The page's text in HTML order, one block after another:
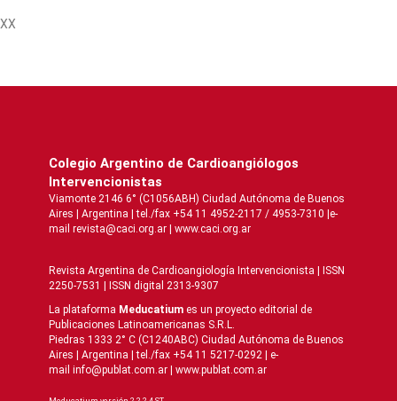
XX
Colegio Argentino de Cardioangiólogos
Intervencionistas
Viamonte 2146 6° (C1056ABH) Ciudad Autónoma de Buenos
Aires | Argentina | tel./fax +54 11 4952-2117 / 4953-7310 |e-
mail revista@caci.org.ar | www.caci.org.ar
Revista Argentina de Cardioangiologí­a Intervencionista | ISSN
2250-7531 | ISSN digital 2313-9307
La plataforma Meducatium es un proyecto editorial de
Publicaciones Latinoamericanas S.R.L.
Piedras 1333 2° C (C1240ABC) Ciudad Autónoma de Buenos
Aires | Argentina | tel./fax +54 11 5217-0292 | e-
mail info@publat.com.ar | www.publat.com.ar